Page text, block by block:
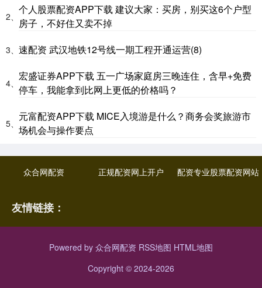
2、
个人股票配资APP下载 建议大家：买房，别买这6个户型
房子，不好住又卖不掉
3、 速配资 武汉地铁12号线一期工程开通运营(8)
4、
宏盛证券APP下载 五一广场家庭房三晚连住，含早+免费
停车，我能拿到比网上更低的价格吗？
5、
元富配资APP下载 MICE入境游是什么？商务会奖旅游市
场机会与操作要点
众合网配资 正规配资网上开户 配资专业股票配资网站
友情链接：
Powered by 众合网配资 RSS地图 HTML地图
Copyright © 2024-2026